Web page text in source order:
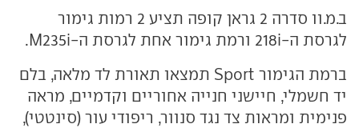
ב.מ.וו סדרה 2 גראן קופה תציע 2 רמות גימור
לגרסת ה-218i ורמת גימור אחת לגרסת ה-M235i.
ברמת הגימור Sport תמצאו תאורת לד מלאה, בלם
יד חשמלי, חיישני חנייה אחוריים וקדמיים, מראה
פנימית ומראות צד נגד סנוור, ריפודי עור (סינטטי),